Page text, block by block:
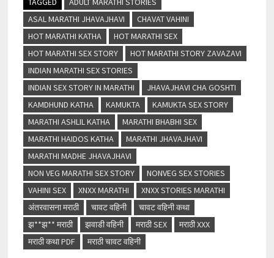
ASAL MARATHI JHAVAJHAVI
CHAVAT VAHINI
HOT MARATHI KATHA
HOT MARATHI SEX
HOT MARATHI SEX STORY
HOT MARATHI STORY ZAVAZAVI
INDIAN MARATHI SEX STORIES
INDIAN SEX STORY IN MARATHI
JHAVAJHAVI CHA GOSHTI
KAMDHUND KATHA
KAMUKTA
KAMUKTA SEX STORY
MARATHI ASHLIL KATHA
MARATHI BHABHI SEX
MARATHI HAIDOS KATHA
MARATHI JHAVAJHAVI
MARATHI MADHE JHAVAJHAVI
NON VEG MARATHI SEX STORY
NONVEG SEX STORIES
VAHINI SEX
XNXX MARATHI
XNXX STORIES MARATHI
अंतरवासना मराठी
चावट वहिनी
चावट वहिनी कथा
झ**झ** मराठी
झवाडी वहिनी मराठी SEX
मराठी XXX
मराठी कथा PDF
मराठी चावट वहिनी